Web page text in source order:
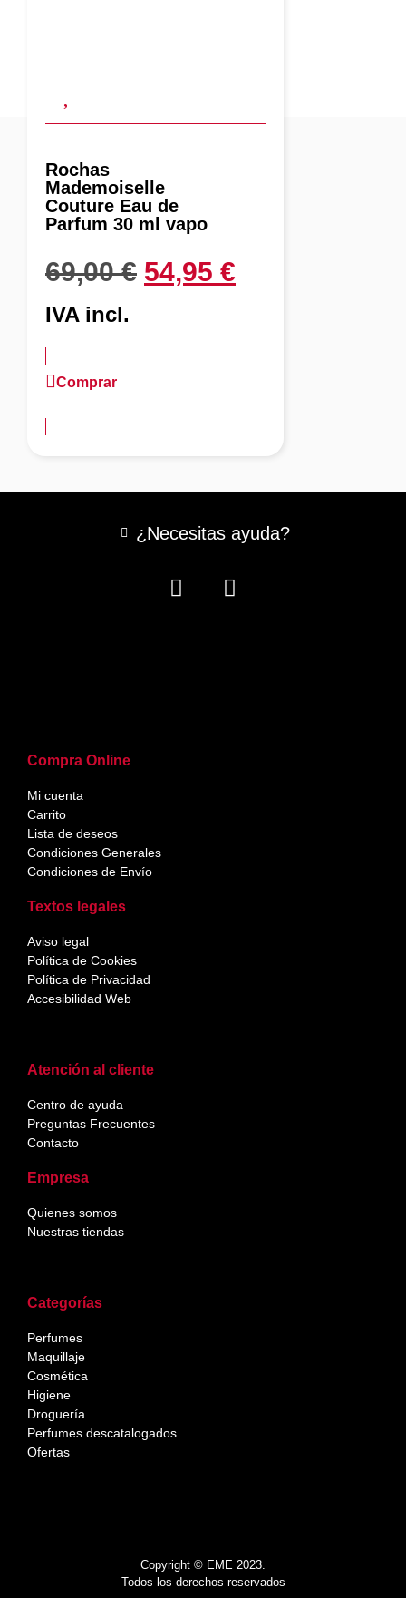
Rochas
Mademoiselle
Couture Eau de
Parfum 30 ml vapo
69,00€ 54,95 €
IVA incl.
Comprar
Copyright © EME 2023.
Todos los derechos reservados
Categorías
Perfumes
Maquillaje
Cosmética
Higiene
Droguería
Perfumes descatalogados
Ofertas
Atención al cliente
Centro de ayuda
Preguntas Frecuentes
Contacto
Empresa
Quienes somos
Nuestras tiendas
Compra Online
Mi cuenta
Carrito
Lista de deseos
Condiciones Generales
Condiciones de Envío
Textos legales
Aviso legal
Política de Cookies
Política de Privacidad
Accesibilidad Web
¿Necesitas ayuda?